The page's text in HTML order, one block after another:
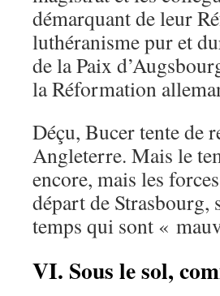
démarquant de leur
luthéranisme pur et
de la Paix
la Réformation
Déçu, Bucer tente de
Angleterre. Mais le
encore, mais les
départ de
temps qui sont «
VI. Sous le sol,